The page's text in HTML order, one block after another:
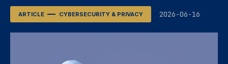
ARTICLE CYBERSECURITY & PRIVACY 2026-06-16